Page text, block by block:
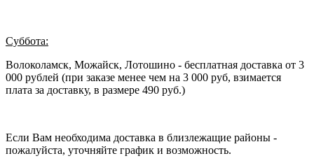
Суббота:
Волоколамск, Можайск, Лотошино - бесплатная доставка от 3
000 рублей (при заказе менее чем на 3 000 руб, взимается
плата за доставку, в размере 490 руб.)
Если Вам необходима доставка в близлежащие районы -
пожалуйста, уточняйте график и возможность.